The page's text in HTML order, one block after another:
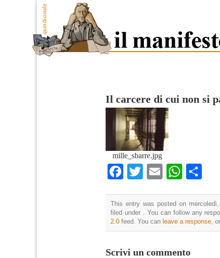
Il carcere di cui non si
mille_sbarre.jpg
Facebook
TwitterEmail
This entry was posted on
filed under . You can follow any
2.0 feed. You can leave a response ,
Scrivi un commento